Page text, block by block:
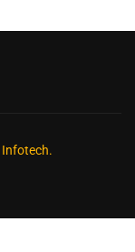
Infotech.